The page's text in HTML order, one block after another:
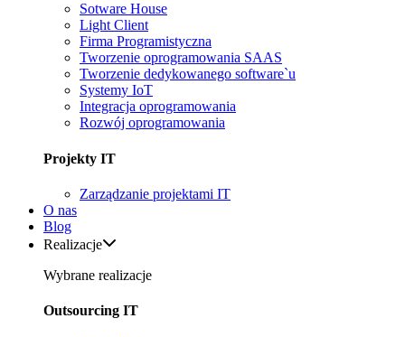
Sotware House
Light Client
Firma Programistyczna
Tworzenie oprogramowania SAAS
Tworzenie dedykowanego software`u
Systemy IoT
Integracja oprogramowania
Rozwój oprogramowania
Projekty IT
Zarządzanie projektami IT
O nas
Blog
Realizacje
Wybrane realizacje
Outsourcing IT